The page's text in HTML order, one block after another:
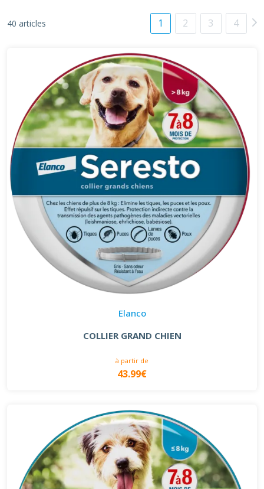
40 articles 1 2 3 4
Elanco
COLLIER GRAND CHIEN
à partir de
43.99€